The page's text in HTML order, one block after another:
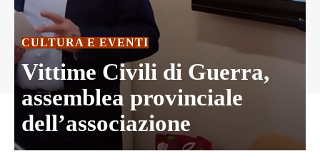
CULTURA E EVENTI
Vittime Civili di Guerra,
assemblea provinciale
dell’associazione